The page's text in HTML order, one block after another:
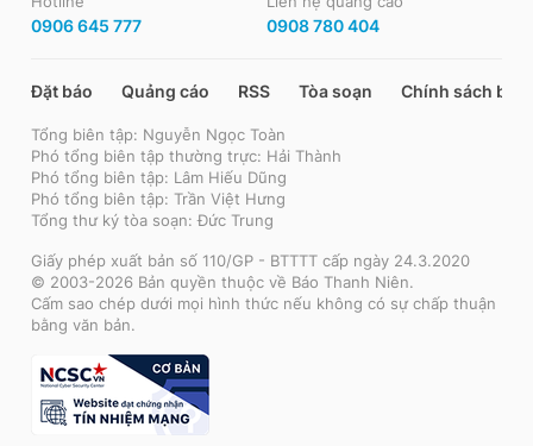
0906 645 777 0908 780 404
Đặt báo Quảng cáo RSS Tòa soạn Chính sách bảo
Tổng biên tập: Nguyễn Ngọc Toàn
Phó tổng biên tập thường trực: Hải Thành
Phó tổng biên tập: Lâm Hiếu Dũng
Phó tổng biên tập: Trần Việt Hưng
Tổng thư ký tòa soạn: Đức Trung
Giấy phép xuất bản số 110/GP - BTTTT cấp ngày 24.3.2020
© 2003-2026 Bản quyền thuộc về Báo Thanh Niên.
Cấm sao chép dưới mọi hình thức nếu không có sự chấp thuận
bằng văn bản.